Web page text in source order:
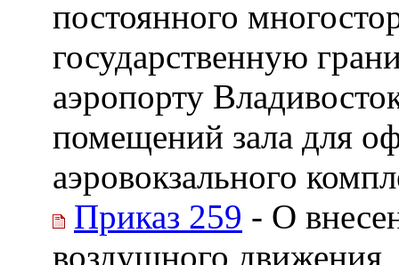
постоянного
государственную
аэропорту
помещений зала для
аэровокзального
Приказ 259 - О
воздушного